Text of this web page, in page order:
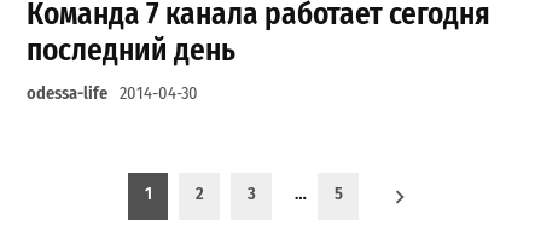
Команда 7 канала работает сегодня
последний день
odessa-life 2014-04-30
Пагинация записей
1 2 3 … 5